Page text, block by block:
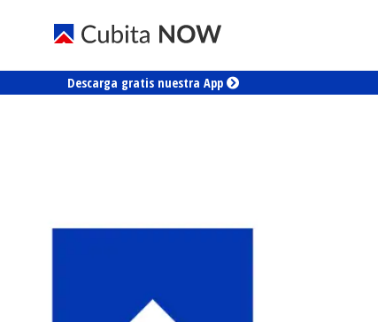
Descarga gratis nuestra App